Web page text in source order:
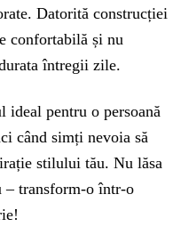
Datorită construcției
confortabilă și nu
întregii zile.
ideal pentru o persoană
când simți nevoia să
stilului tău. Nu lăsa
– transform-o într-o